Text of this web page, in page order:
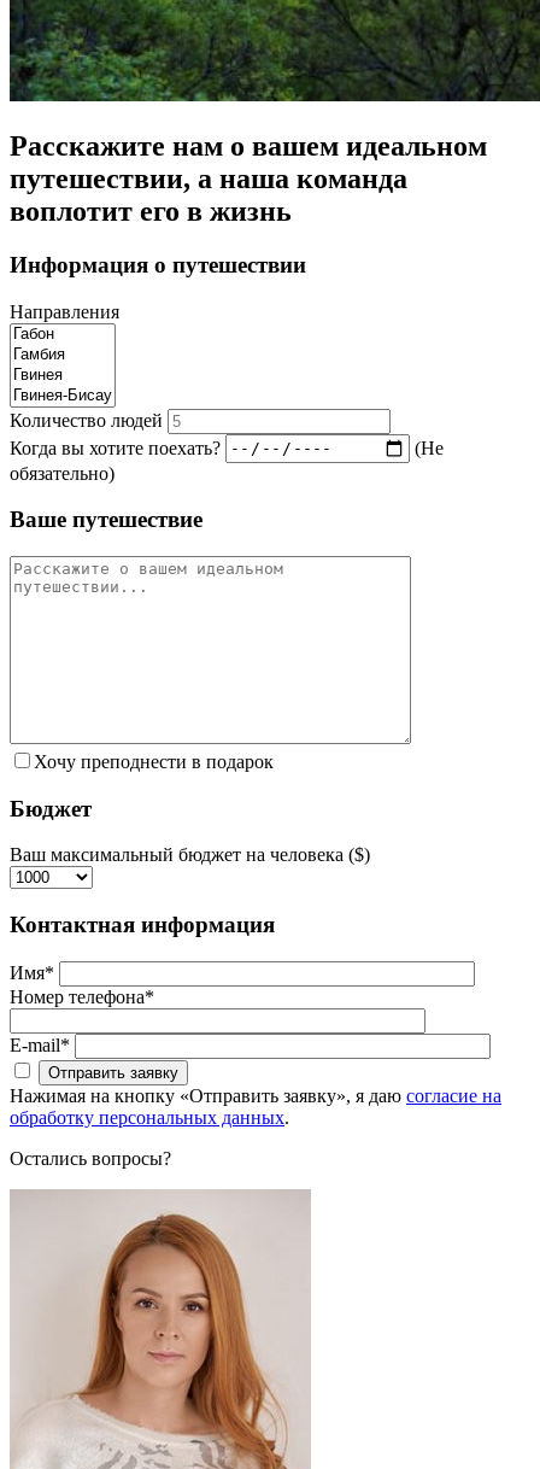
Расскажите нам о вашем идеальном
путешествии, а наша команда
воплотит его в жизнь
Информация о путешествии
Направления
Количество людей
Когда вы хотите поехать?
(Не
обязательно)
Ваше путешествие
Хочу преподнести в подарок
Бюджет
Ваш максимальный бюджет на человека ($)
Контактная информация
Имя*
Номер телефона*
E-mail*
Нажимая на кнопку «Отправить заявку», я даю согласие на
обработку персональных данных.
Остались вопросы?